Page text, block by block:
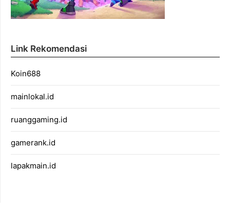
Link Rekomendasi
Koin688
mainlokal.id
ruanggaming.id
gamerank.id
lapakmain.id